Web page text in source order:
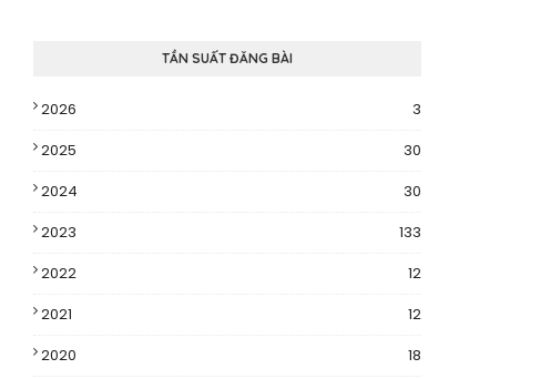
TẦN SUẤT ĐĂNG BÀI
2026
3
2025
30
2024
30
2023
133
2022
12
2021
12
2020
18